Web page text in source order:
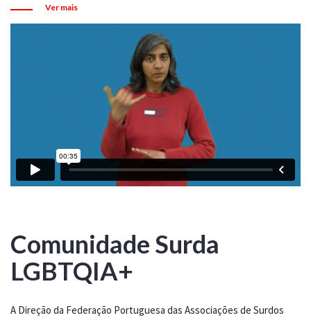
Ver mais
Comunidade Surda
LGBTQIA+
A Direção da Federação Portuguesa das Associações de Surdos